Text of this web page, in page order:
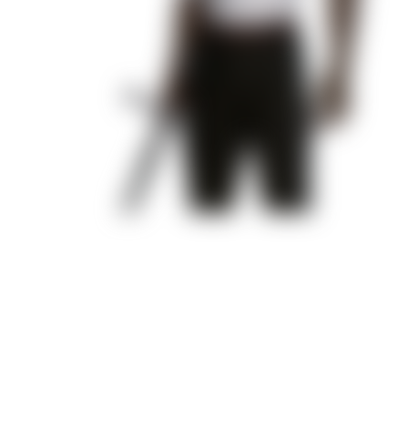
Бюро Параллельных Миров